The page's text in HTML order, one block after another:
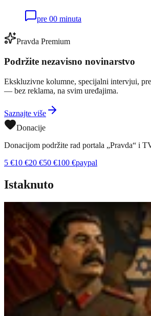
pre 00 minuta
Pravda Premium
Podržite nezavisno novinarstvo
Ekskluzivne kolumne, specijalni intervjui,
— bez reklama, na svim uređajima.
Saznajte više
Donacije
Donacijom podržite rad portala „Pravda“ i
5 €10 €20 €50 €100 €paypal
Istaknuto